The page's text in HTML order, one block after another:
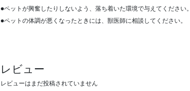
●ペットが興奮したりしないよう、落ち着いた環境で与えてください。
●ペットの体調が悪くなったときには、獣医師に相談してください。
レビュー
レビューはまだ投稿されていません